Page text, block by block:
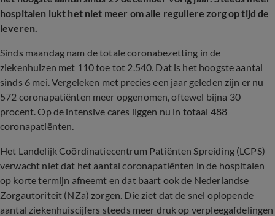
hospitalen lukt het niet meer om alle reguliere zorg op tijd de
leveren.
Sinds maandag nam de totale coronabezetting in de
ziekenhuizen met 110 toe tot 2.540. Dat is het hoogste aantal
sinds 6 mei. Vergeleken met precies een jaar geleden zijn er nu
572 coronapatiënten meer opgenomen, oftewel bijna 30
procent. Op de intensive cares liggen nu in totaal 488
coronapatiënten.
Het Landelijk Coördinatiecentrum Patiënten Spreiding (LCPS)
verwacht niet dat het aantal coronapatiënten in de hospitalen
op korte termijn afneemt en dat baart ook de Nederlandse
Zorgautoriteit (NZa) zorgen. Die ziet dat de snel oplopende
aantal ziekenhuiscijfers steeds meer druk op verpleegafdelingen